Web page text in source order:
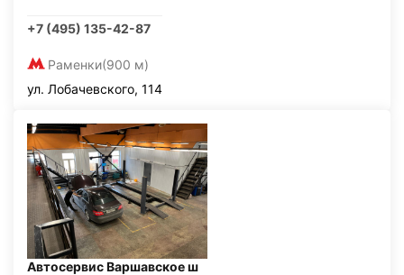
+7 (495) 135-42-87
Раменки(900 м)
ул. Лобачевского, 114
Автосервис Варшавское ш